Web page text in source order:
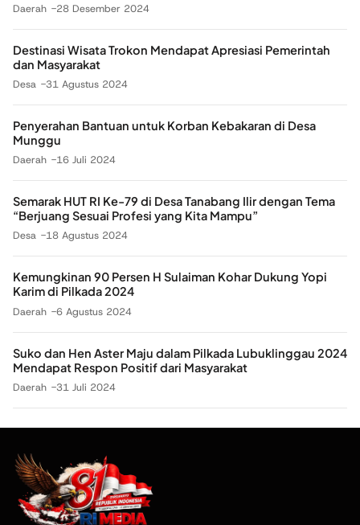
Daerah 28 Desember 2024
Destinasi Wisata Trokon Mendapat Apresiasi Pemerintah
dan Masyarakat
Desa 31 Agustus 2024
Penyerahan Bantuan untuk Korban Kebakaran di Desa
Munggu
Daerah 16 Juli 2024
Semarak HUT RI Ke-79 di Desa Tanabang Ilir dengan Tema
“Berjuang Sesuai Profesi yang Kita Mampu”
Desa 18 Agustus 2024
Kemungkinan 90 Persen H Sulaiman Kohar Dukung Yopi
Karim di Pilkada 2024
Daerah 6 Agustus 2024
Suko dan Hen Aster Maju dalam Pilkada Lubuklinggau 2024
Mendapat Respon Positif dari Masyarakat
Daerah 31 Juli 2024